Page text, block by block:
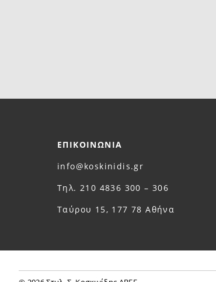
ΕΠΙΚΟΙΝΩΝΙΑ
info@koskinidis.gr
Τηλ. 210 4836 300 – 306
Ταύρου 15, 177 78 Αθήνα